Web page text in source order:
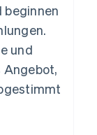
beginnen
und
Angebot,